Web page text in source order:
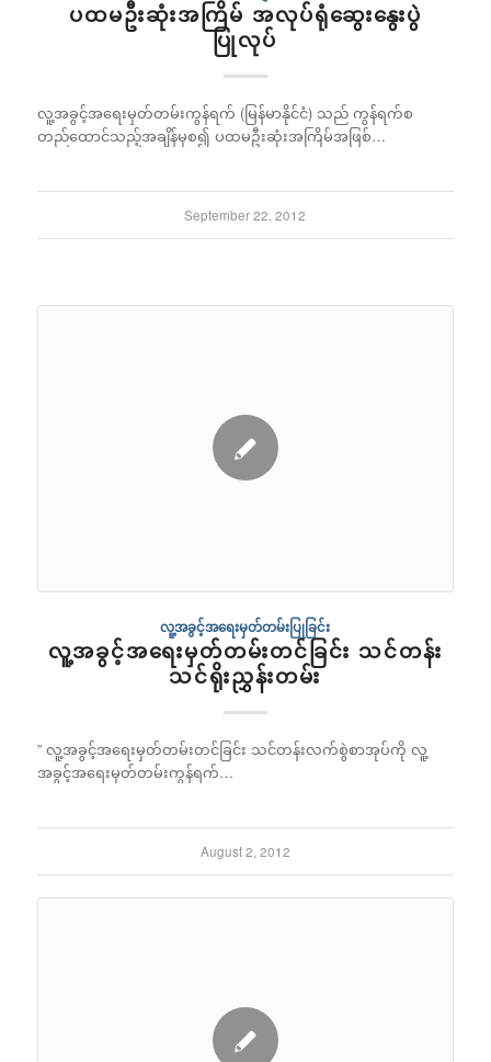
ပထမဦးဆုံးအကြိမ် အလုပ်ရုံဆွေးနွေးပွဲ
ပြုလုပ်
လူ့အခွင့်အရေးမှတ်တမ်းကွန်ရက် (မြန်မာနိုင်ငံ) သည် ကွန်ရက်စ
တည်ထောင်သည့်အချိန်မှစ၍ ပထမဦးဆုံးအကြိမ်အဖြစ်…
September 22, 2012
လူ့အခွင့်အရေးမှတ်တမ်းပြုခြင်း
လူ့အခွင့်အရေးမှတ်တမ်းတင်ခြင်း သင်တန်း
သင်ရိုးညွှန်းတမ်း
” လူ့အခွင့်အရေးမှတ်တမ်းတင်ခြင်း သင်တန်းလက်စွဲစာအုပ်ကို လူ့
အခွင့်အရေးမှတ်တမ်းကွန်ရက်…
August 2, 2012